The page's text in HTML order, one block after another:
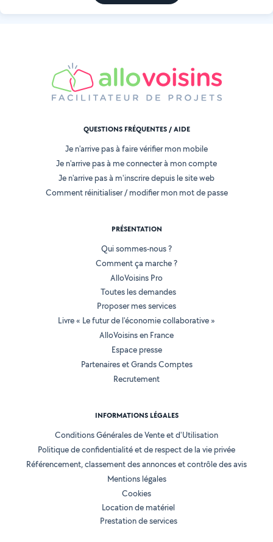
QUESTIONS FRÉQUENTES / AIDE
Je n'arrive pas à faire vérifier mon mobile
Je n'arrive pas à me connecter à mon compte
Je n'arrive pas à m'inscrire depuis le site web
Comment réinitialiser / modifier mon mot de passe
PRÉSENTATION
Qui sommes-nous ?
Comment ça marche ?
AlloVoisins Pro
Toutes les demandes
Proposer mes services
Livre « Le futur de l'économie collaborative »
AlloVoisins en France
Espace presse
Partenaires et Grands Comptes
Recrutement
INFORMATIONS LÉGALES
Conditions Générales de Vente et d'Utilisation
Politique de confidentialité et de respect de la vie privée
Référencement, classement des annonces et contrôle des avis
Mentions légales
Cookies
Location de matériel
Prestation de services